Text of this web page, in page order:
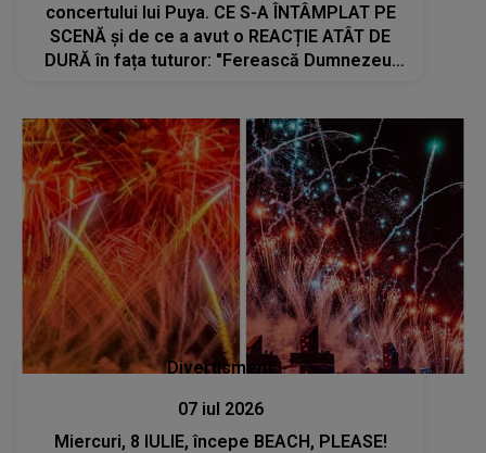
concertului lui Puya. CE S-A ÎNTÂMPLAT PE
SCENĂ și de ce a avut o REACȚIE ATÂT DE
DURĂ în fața tuturor: "Ferească Dumnezeu!
Divertisment
07 iul 2026
Miercuri, 8 IULIE, începe BEACH, PLEASE!